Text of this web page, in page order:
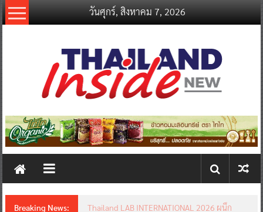
Skip
to
วันศุกร์, สิงหาคม 7, 2026
thailandinsidenew.com
Thailand
New
Breaking News:
Thailand LAB INTERNATIONAL 2026 ผนึก